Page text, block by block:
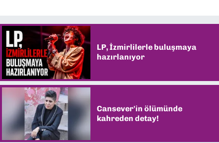
LP, İzmirlilerle buluşmaya
hazırlanıyor
Cansever'in ölümünde
kahreden detay!